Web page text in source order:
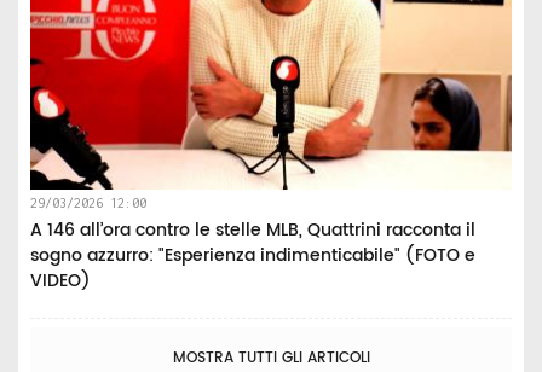
29/03/2026 12:00
A 146 all’ora contro le stelle MLB, Quattrini racconta il
sogno azzurro: "Esperienza indimenticabile" (FOTO e
VIDEO)
MOSTRA TUTTI GLI ARTICOLI